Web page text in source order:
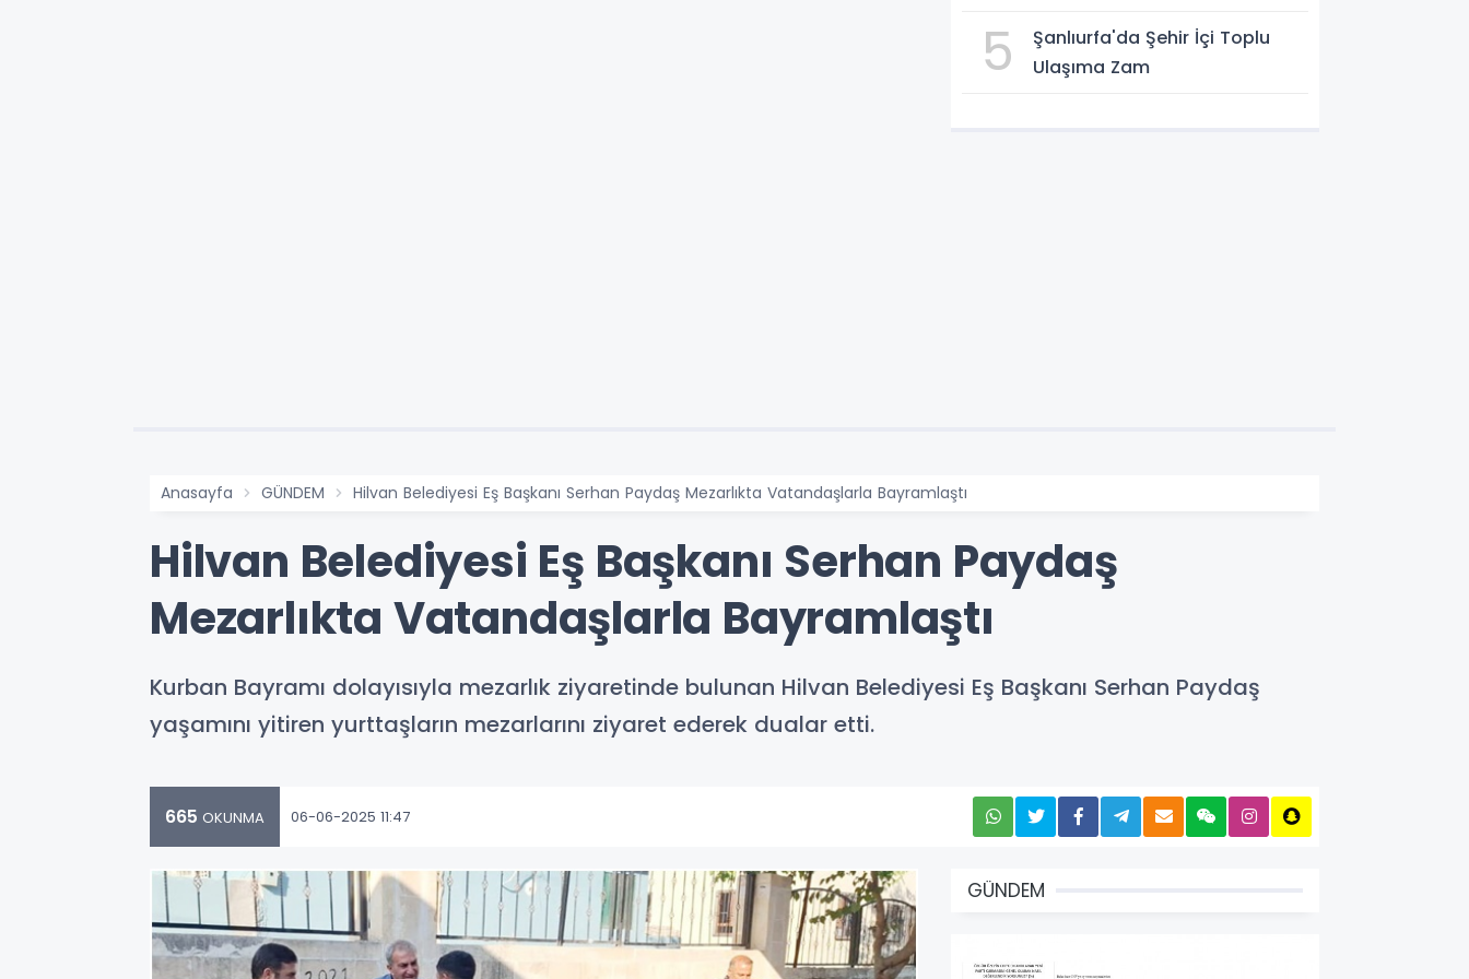
5
Şanlıurfa'da Şehir İçi Toplu
Ulaşıma Zam
Anasayfa GÜNDEM Hilvan Belediyesi Eş Başkanı Serhan Paydaş Mezarlıkta Vatandaşlarla Bayramlaştı
Hilvan Belediyesi Eş Başkanı Serhan Paydaş
Mezarlıkta Vatandaşlarla Bayramlaştı
Kurban Bayramı dolayısıyla mezarlık ziyaretinde bulunan Hilvan Belediyesi Eş Başkanı Serhan Paydaş
yaşamını yitiren yurttaşların mezarlarını ziyaret ederek dualar etti.
665 OKUNMA 06-06-2025 11:47
GÜNDEM